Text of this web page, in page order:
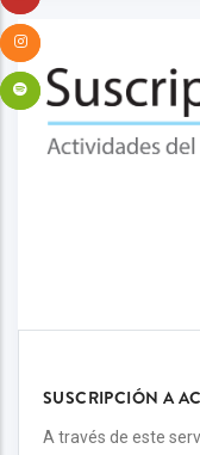
SUSCRIPCIÓN A
A través de este